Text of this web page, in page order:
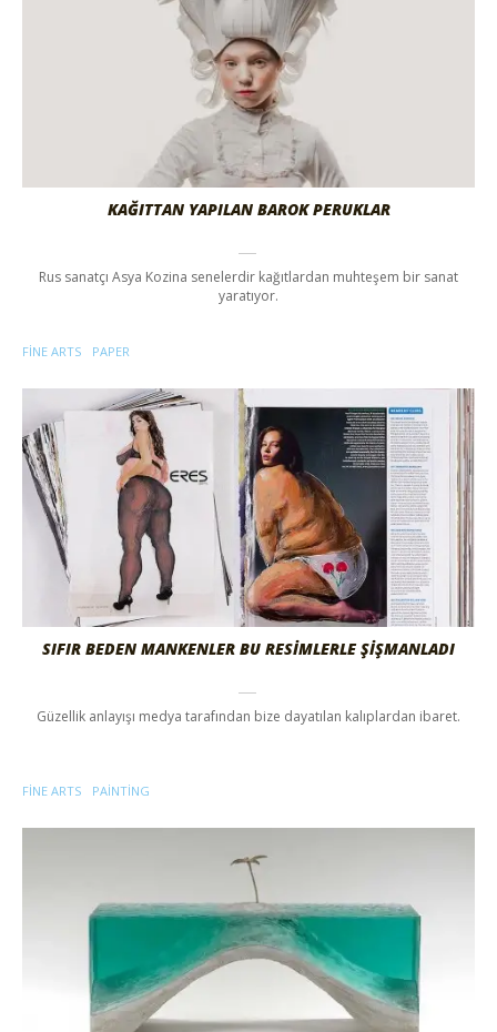
KAĞITTAN YAPILAN BAROK PERUKLAR
Rus sanatçı Asya Kozina senelerdir kağıtlardan muhteşem bir sanat
yaratıyor.
FINE ARTS PAPER
SIFIR BEDEN MANKENLER BU RESİMLERLE ŞİŞMANLADI
Güzellik anlayışı medya tarafından bize dayatılan kalıplardan ibaret.
FINE ARTS PAINTING